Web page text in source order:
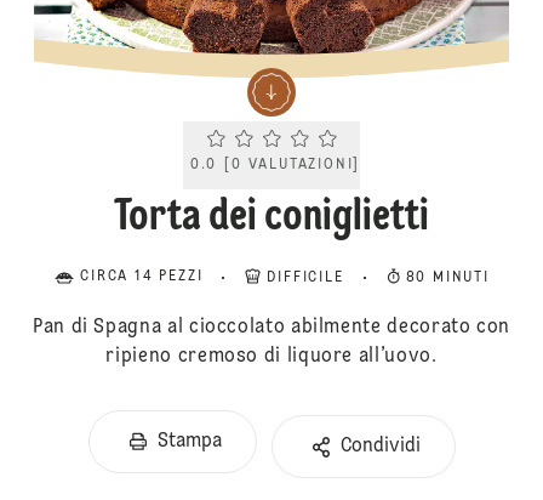
Current rating 0.0. Click to rate.
0.0 0 VALUTAZIONI
Torta dei coniglietti
CIRCA 14 PEZZI DIFFICILE 80 MINUTI
Pan di Spagna al cioccolato abilmente decorato con
ripieno cremoso di liquore all’uovo.
Stampa Condividi